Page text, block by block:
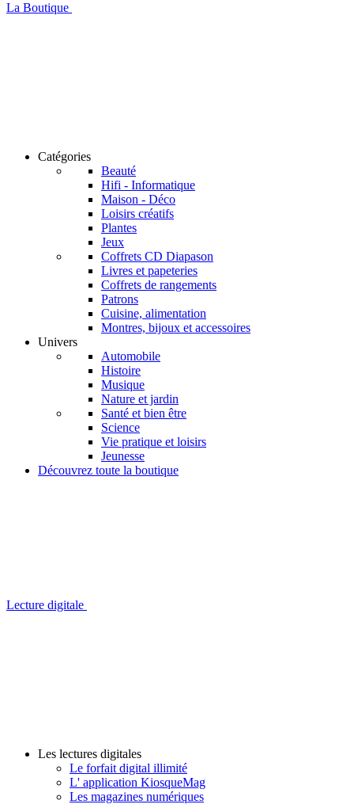
La Boutique
Catégories
Beauté
Hifi - Informatique
Maison - Déco
Loisirs créatifs
Plantes
Jeux
Coffrets CD Diapason
Livres et papeteries
Coffrets de rangements
Patrons
Cuisine, alimentation
Montres, bijoux et accessoires
Univers
Automobile
Histoire
Musique
Nature et jardin
Santé et bien être
Science
Vie pratique et loisirs
Jeunesse
Découvrez toute la boutique
Lecture digitale
Les lectures digitales
Le forfait digital illimité
L' application KiosqueMag
Les magazines numériques